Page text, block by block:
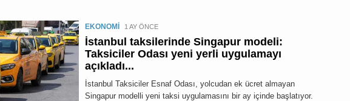
EKONOMİ 1 AY ÖNCE
İstanbul taksilerinde Singapur modeli:
Taksiciler Odası yeni yerli uygulamayı
açıkladı...
İstanbul Taksiciler Esnaf Odası, yolcudan ek ücret almayan
Singapur modelli yeni taksi uygulamasını bir ay içinde başlatıyor.